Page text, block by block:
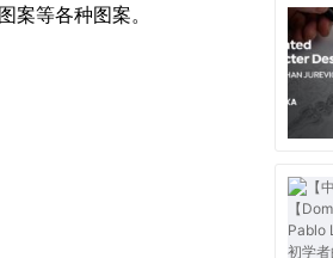
等各种图案。